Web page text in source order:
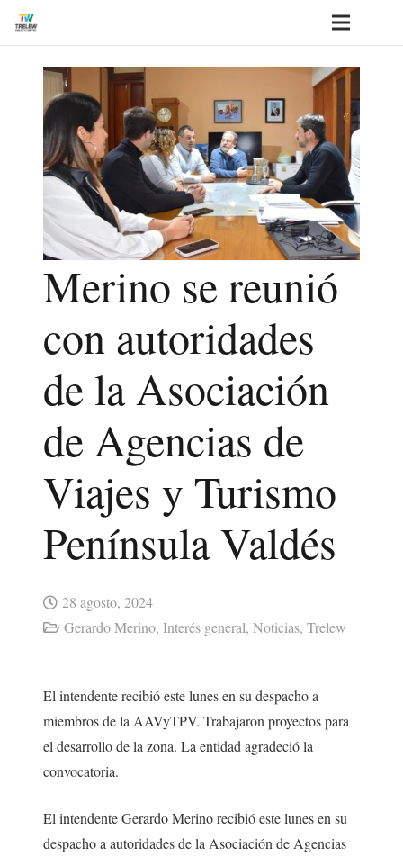
Merino se reunió
con autoridades
de la Asociación
de Agencias de
Viajes y Turismo
Península Valdés
28 agosto, 2024
Gerardo Merino, Interés general, Noticias, Trelew
El intendente recibió este lunes en su despacho a
miembros de la AAVyTPV. Trabajaron proyectos para
el desarrollo de la zona. La entidad agradeció la
convocatoria.
El intendente Gerardo Merino recibió este lunes en su
despacho a autoridades de la Asociación de Agencias